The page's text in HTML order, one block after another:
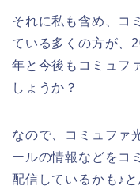
それに私も含め、コ
ている多くの方が、
年と今後もコミュフ
しょうか？
なので、コミュファ
ールの情報などをコ
配信しているかも♪